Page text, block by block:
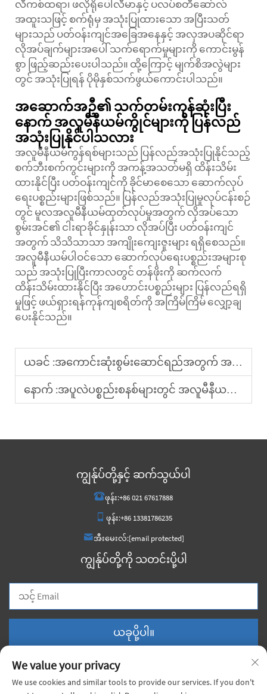
လီကစ်ထရာ၊ ဖလိုရိုပေါလီမာနှင့် ပလပ်စတီဆော်လ်
အထူးသဖြင့် စက်ရုံမှ အသုံးပြုထားသော အပြီးသတ်
များသည် ပတ်ဝန်းကျင်အခြေအနေနှင့် အလှအပဆိုင်ရာ
လိုအပ်ချက်များအပေါ် သက်ရောက်မှုများကို ကောင်းမွန်
စွာ ဖြည့်ဆည်းပေးပါသည်။ ထို့ကြောင့် မျက်စိအလွဲများ
တွင် အသုံးပြုရန် ပိုမိုနှစ်သက်ဖွယ်ကောင်းပါသည်။
အဆောက်အဦ၏ သက်တမ်းကုန်ဆုံးပြီး
နောက် အလူမီနီယမ်ကွိုင်များကို ပြန်လည်
အသုံးပြုနိုင်ပါသလား
အလူမီနီယမ်ကွန်ရစ်များသည် ပြန်လည်အသုံးပြုနိုင်သည့်
စက်ဘီးစက်ကွင်းများကို အကန့်အသတ်မရှိ ထိန်းသိမ်း
ထားနိုင်ပြီး ပတ်ဝန်းကျင်ကို ခိုင်မာစေသော ဆောက်လုပ်
ရေးပစ္စည်းများဖြစ်သည်။ ပြန်လည်အသုံးပြုမှုလုပ်ငန်းစဉ်
တွင် မူလအလူမီနီယမ်ထုတ်လုပ်မှုအတွက် လိုအပ်သော
စွမ်းအင်၏ ငါးရာခိုင်နှုန်းသာ လိုအပ်ပြီး ပတ်ဝန်းကျင်
အတွက် သိသိသာသာ အကျိုးကျေးဇူးများ ရရှိစေသည်။
အလူမီနီယမ်ပါဝင်သော ဆောက်လုပ်ရေးပစ္စည်းအများစု
သည် အသုံးပြုပြီးကာလတွင် တန်ဖိုးကို ဆက်လက်
ထိန်းသိမ်းထားနိုင်ပြီး အဟောင်းပစ္စည်းများ ပြန်လည်ရရှိ
မှုဖြင့် ဖယ်ရှားရန်ကုန်ကျစရိတ်ကို အကြိမ်ကြိမ် လျှော့ချ
ပေးနိုင်သည်။
ယခင် :အကောင်းဆုံးစွမ်းဆောင်ရည်အတွက် အလူမီနီယမ် cu တုံးများကို မည်သို့ထိန်းသိမ်းရမည်နည်း
နောက် :အပူလဲပစ္စည်းစနစ်များတွင် အလူမီနီယမ်ကွန်ရစ်များကို ဘာကြောင့် ဦးစားပေးရွေးချယ်ကြသနည်း
ကျွန်ုပ်တို့နှင့် ဆက်သွယ်ပါ
ဖုန်း:+86 021 67617888
ဖုန်း:+86 13381786235
အီးမေးလ်:[email protected]
ကျွန်ုပ်တို့ကို သတင်းပို့ပါ
ယခုပို့ပါ။
We value your privacy
We use cookies and similar tools to provide our services. If you don't